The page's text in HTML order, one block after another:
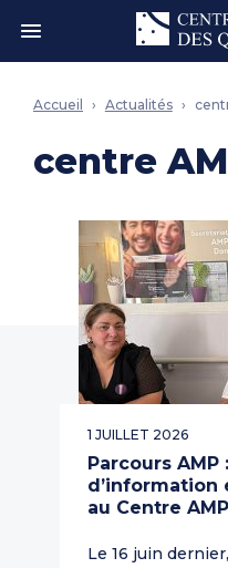
Ouvrir le menu"
Accueil Actualités
centre
1 JUILLET 2026
Parcours
d’information
au Centre
Le 16 juin